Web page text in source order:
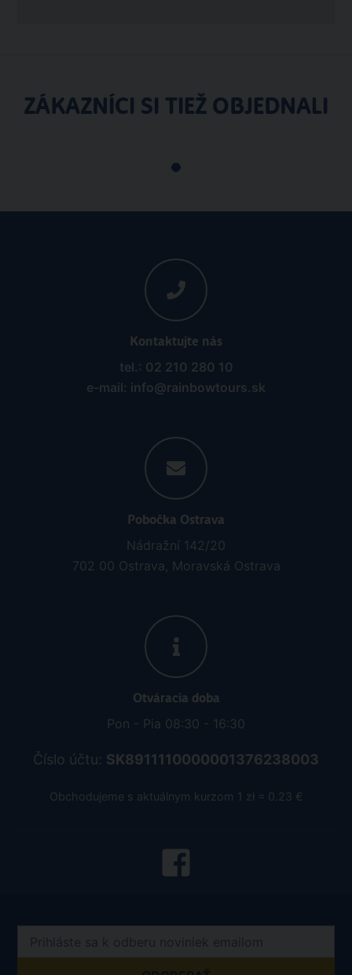
ZÁKAZNÍCI SI TIEŽ OBJEDNALI
Kontaktujte nás
tel.: 02 210 280 10
e-mail: info@rainbowtours.sk
Pobočka Ostrava
Nádražní 142/20
702 00 Ostrava, Moravská Ostrava
Otváracia doba
Pon - Pia 08:30 - 16:30
Číslo účtu: SK8911110000001376238003
Obchodujeme s aktuálnym kurzom 1 zł = 0.23 €